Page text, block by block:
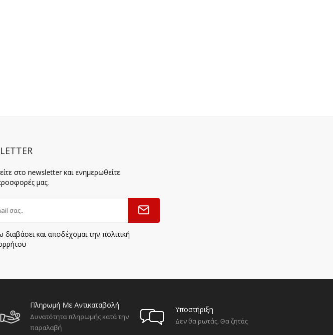
στο newsletter και ενημερωθείτε
μας.
διαβάσει και αποδέχομαι την πολιτική
Πληρωμή Με Αντικαταβολή
Δυνατότητα πληρωμής κατά την
παραλαβή
Υποστήριξη
Δεν θα ρωτάς, Θα ζητάς